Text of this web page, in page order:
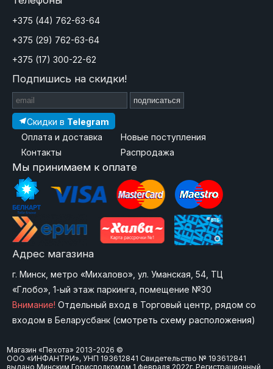
+375 (44) 762-63-64
+375 (29) 762-63-64
+375 (17) 300-22-62
Подпишись на скидки!
подписаться
Скидки в Telegram
Оплата и доставка
Контакты
Новые поступления
Распродажа
Мы принимаем к оплате
Адрес магазина
г. Минск, метро «Михалово», ул. Уманская, 54, ТЦ
«Глобо», 1-ый этаж паркинга, помещение №30
Внимание! Отдельный вход в Торговый центр, рядом со
входом в Беларусбанк (смотреть схему расположения)
Магазин «Пехота» 2013-2026 ©
ООО «ИНФАНТРИ», УНП 193612841 Свидетельство № 193612841
выдано Минским Горисполкомом 1 февраля 2022г. Регистрационный